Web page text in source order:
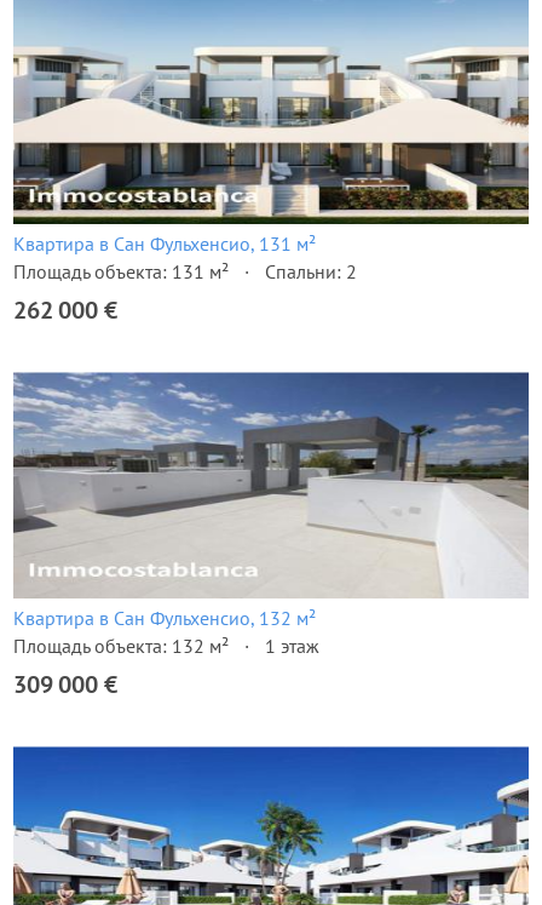
Квартира в Сан Фульхенсио, 131 м²
Площадь объекта: 131 м²
Спальни: 2
262 000 €
Квартира в Сан Фульхенсио, 132 м²
Площадь объекта: 132 м²
1 этаж
309 000 €